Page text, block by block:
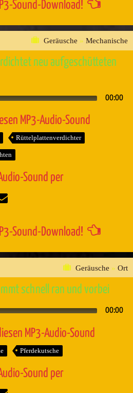
Sound-Download!
Geräusche » Mechanische
neu aufgeschütteten
00:00
MP3-Audio-Sound
Rüttelplattenverdichter
Sound per
Sound-Download!
Geräusche » Ort
schnell ran und vorbei
00:00
MP3-Audio-Sound
Pferdekutsche
Sound per